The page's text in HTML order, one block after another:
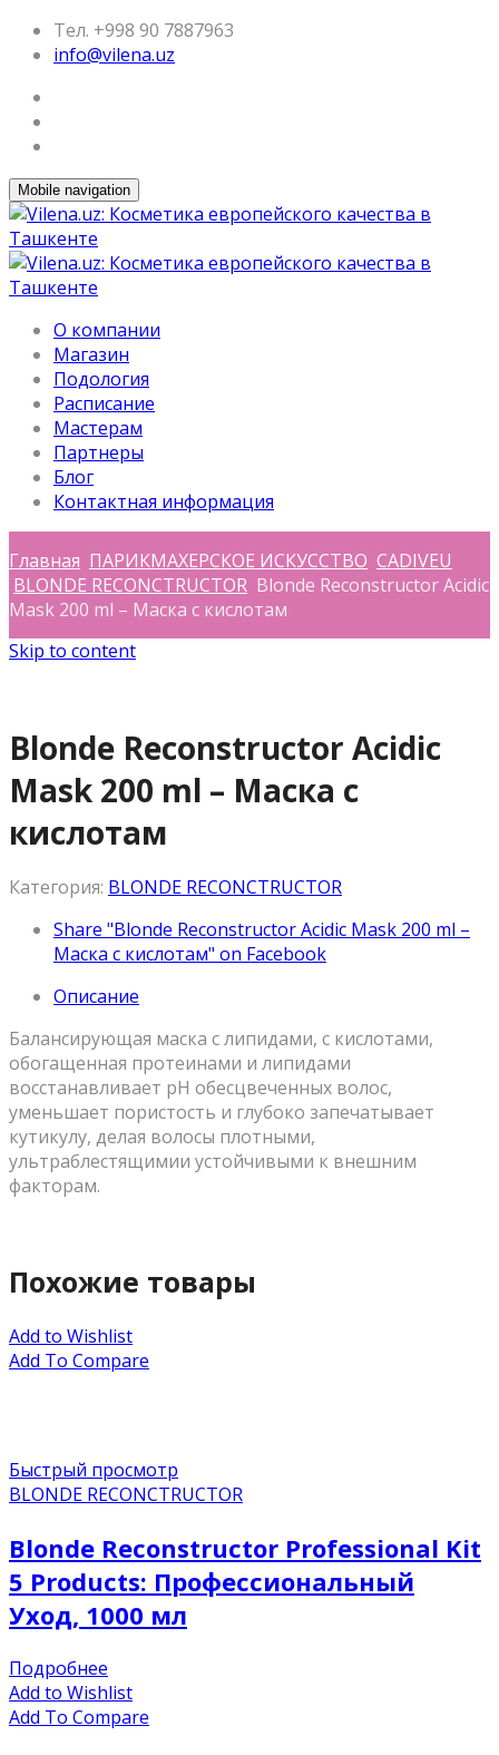
Тел. +998 90 7887963
info@vilena.uz
Mobile navigation
О компании
Магазин
Подология
Расписание
Мастерам
Партнеры
Блог
Контактная информация
Главная ПАРИКМАХЕРСКОЕ ИСКУССТВО CADIVEU
BLONDE RECONCTRUCTOR Blonde Reconstructor Acidic
Mask 200 ml – Маска с кислотам
Skip to content
Blonde Reconstructor Acidic
Mask 200 ml – Маска с
кислотам
Категория: BLONDE RECONCTRUCTOR
Share "Blonde Reconstructor Acidic Mask 200 ml –
Маска с кислотам" on Facebook
Описание
Балансирующая маска с липидами, с кислотами,
обогащенная протеинами и липидами
восстанавливает pH обесцвеченных волос,
уменьшает пористость и глубоко запечатывает
кутикулу, делая волосы плотными,
ультраблестящимии устойчивыми к внешним
факторам.
Похожие товары
Add to Wishlist
Add To Compare
Быстрый просмотр
BLONDE RECONCTRUCTOR
Blonde Reconstructor Professional Kit
5 Products: Профессиональный
Уход, 1000 мл
Подробнее
Add to Wishlist
Add To Compare